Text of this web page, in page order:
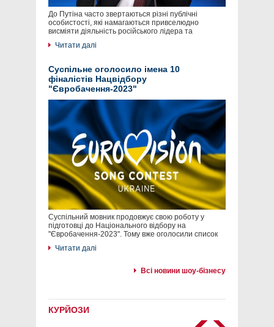
До Путіна часто звертаються різні публічні
особистості, які намагаються привселюдно
висміяти діяльність російського лідера та
Читати далі
Суспільне оголосило імена 10
фіналістів Нацвідбору
"Євробачення-2023"
Суспільний мовник продовжує свою роботу у
підготовці до Національного відбору на
"Євробачення-2023". Тому вже оголосили список
Читати далі
Всі новини шоу-бізнесу
КУРЙОЗИ